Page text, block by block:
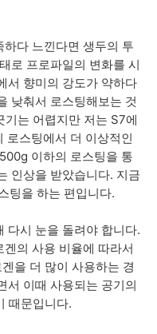
다 느낀다면 생두의 투
로 프로파일의 변화를 시
서 향미의 강도가 약하다
낮춰서 로스팅해보는 것
는 어렵지만 저는 S7에
로스팅에서 더 이상적인
이하의 로스팅을 통
인상을 받았습니다. 지금
팅을 하는 편입니다.
다시 눈을 돌려야 합니다.
의 사용 비율에 따라서
을 더 많이 사용하는 경
서 이때 사용되는 공기의
때문입니다.